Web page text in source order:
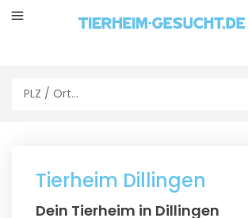
Tierheim Dillingen
Dein Tierheim in Dillingen